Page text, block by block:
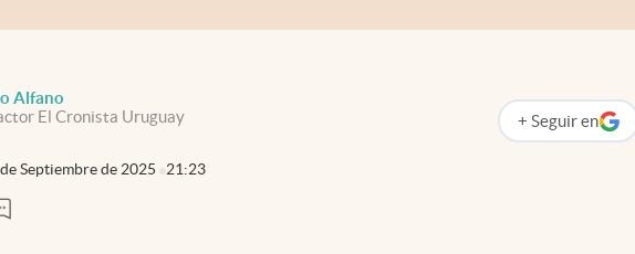
Alfano
El Cronista Uruguay
Septiembre de 2025 21:23
+ Seguir en
abre en nueva
pestaña
pestaña
pestaña
nueva pestaña